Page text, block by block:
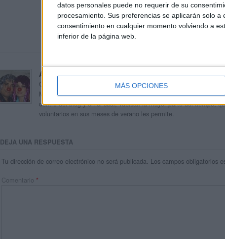
datos personales puede no requerir de su
procesamiento. Sus preferencias se aplicarán solo
consentimiento en cualquier momento volviendo a
inferior de la página web.
MÁS OPCIONES
Acerca de orientacionandujar
Orientación Andújar no es solo un blog, es la apuesta personal de
Maribel, que además de ser pareja, son los encargados de los
dentro del blog y en el cual, vuelcan la mayor parte del tiempo,
voluntarios en sus meses de verano les permite.
DEJA UNA RESPUESTA
Tu dirección de correo electrónico no será publicada. Los campos obligatorios
Comentario *